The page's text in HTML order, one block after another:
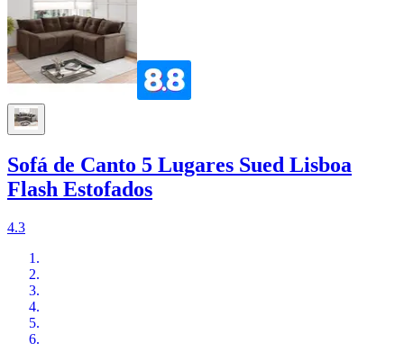
Sofá de Canto 5 Lugares Sued Lisboa
Flash Estofados
4.3